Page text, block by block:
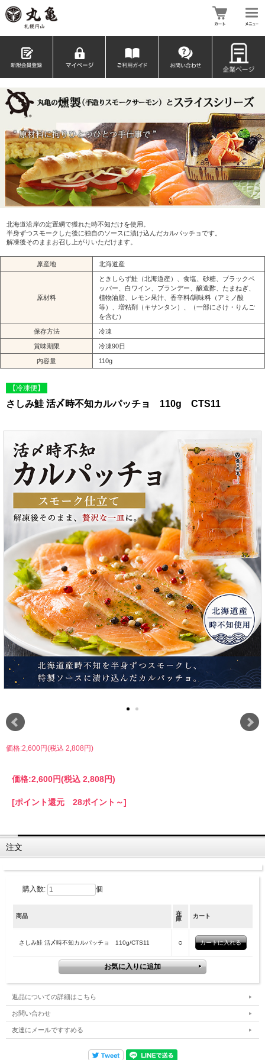
北海道沿岸の定置網で獲れた時不知だけを使用。
半身ずつスモークした後に独自のソースに漬け込んだカルパッチョです。
解凍後そのままお召し上がりいただけます。
原産地 北海道産
原材料
ときしらず鮭（北海道産）、食塩、砂糖、ブラックペ
ッパー、白ワイン、ブランデー、醸造酢、たまねぎ、
植物油脂、レモン果汁、香辛料/調味料（アミノ酸
等）、増粘剤（キサンタン）、（一部にさけ・りんご
を含む）
保存方法 冷凍
賞味期限 冷凍90日
内容量 110g
【冷凍便】
さしみ鮭 活〆時不知カルパッチョ 110g CTS11
価格:2,600円(税込 2,808円)
価格:2,600円(税込 2,808円)
[ポイント還元 28ポイント～]
注文
購入数: 個
商品
在
庫
カート
さしみ鮭 活〆時不知カルパッチョ 110g/CTS11 ○
返品についての詳細はこちら
お問い合わせ
友達にメールですすめる